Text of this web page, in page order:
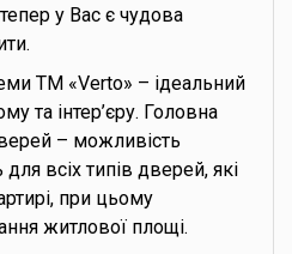
у Вас є чудова
ТМ «Verto» – ідеальний
та інтер’єру. Головна
– можливість
всіх типів дверей, які
при цьому
житлової площі.